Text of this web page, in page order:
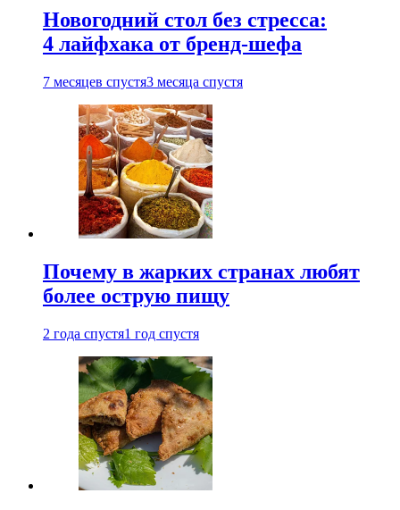
Новогодний стол без стресса:
4 лайфхака от бренд-шефа
7 месяцев спустя3 месяца спустя
Почему в жарких странах любят
более острую пищу
2 года спустя1 год спустя